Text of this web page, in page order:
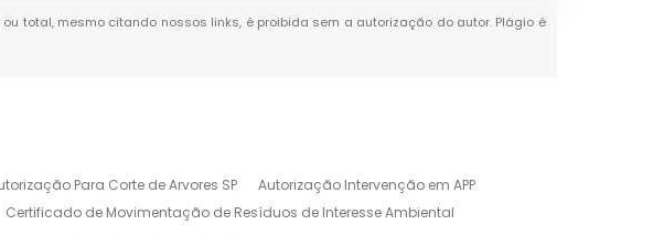
total, mesmo citando nossos links, é proibida sem a autorização do autor. Plágio é
Para Corte de Arvores SP
Autorização Intervenção em APP
Certificado de Movimentação de Resíduos de Interesse Ambiental